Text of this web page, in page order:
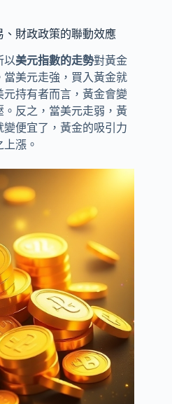
財政政策的聯動效應
以美元指數的走勢對黃金
美元走強，買入黃金就
持有者而言，黃金會變
反之，當美元走弱，黃
便宜了，黃金的吸引力
漲。